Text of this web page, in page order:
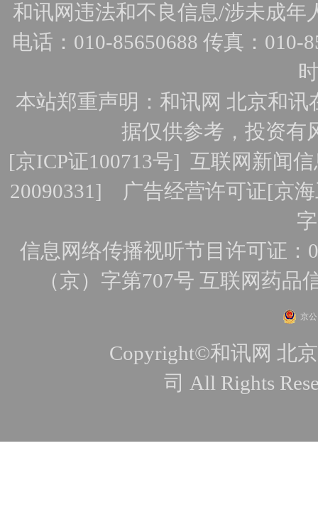
和讯网违法和不良信息/涉未成年
电话：010-85650688 传真：010-
本站郑重声明：和讯网 北京和
据仅供参考，投资有
[京ICP证100713号]互联网新闻
20090331] 广告经营许可证[京
信息网络传播视听节目许可证：
（京）字第707号 互联网药品
京
Copyright©和讯网 北
司 All Rights